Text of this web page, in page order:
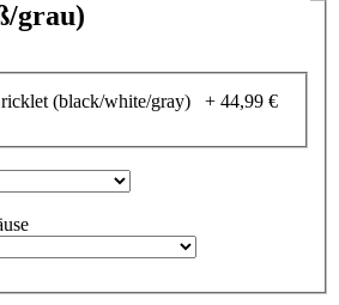
grau)
(black/white/gray) + 44,99 €